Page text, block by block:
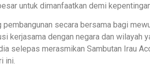
untuk dimanfaatkan demi
pembangunan secara bersama bagi
kerjasama dengan negara dan wilayah
selepas merasmikan Sambutan Irau
ini.